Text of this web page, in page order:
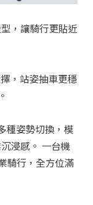
，讓騎行更貼近
，站姿抽車更穩
種姿勢切換，模
浸感。 一台機
騎行，全方位滿